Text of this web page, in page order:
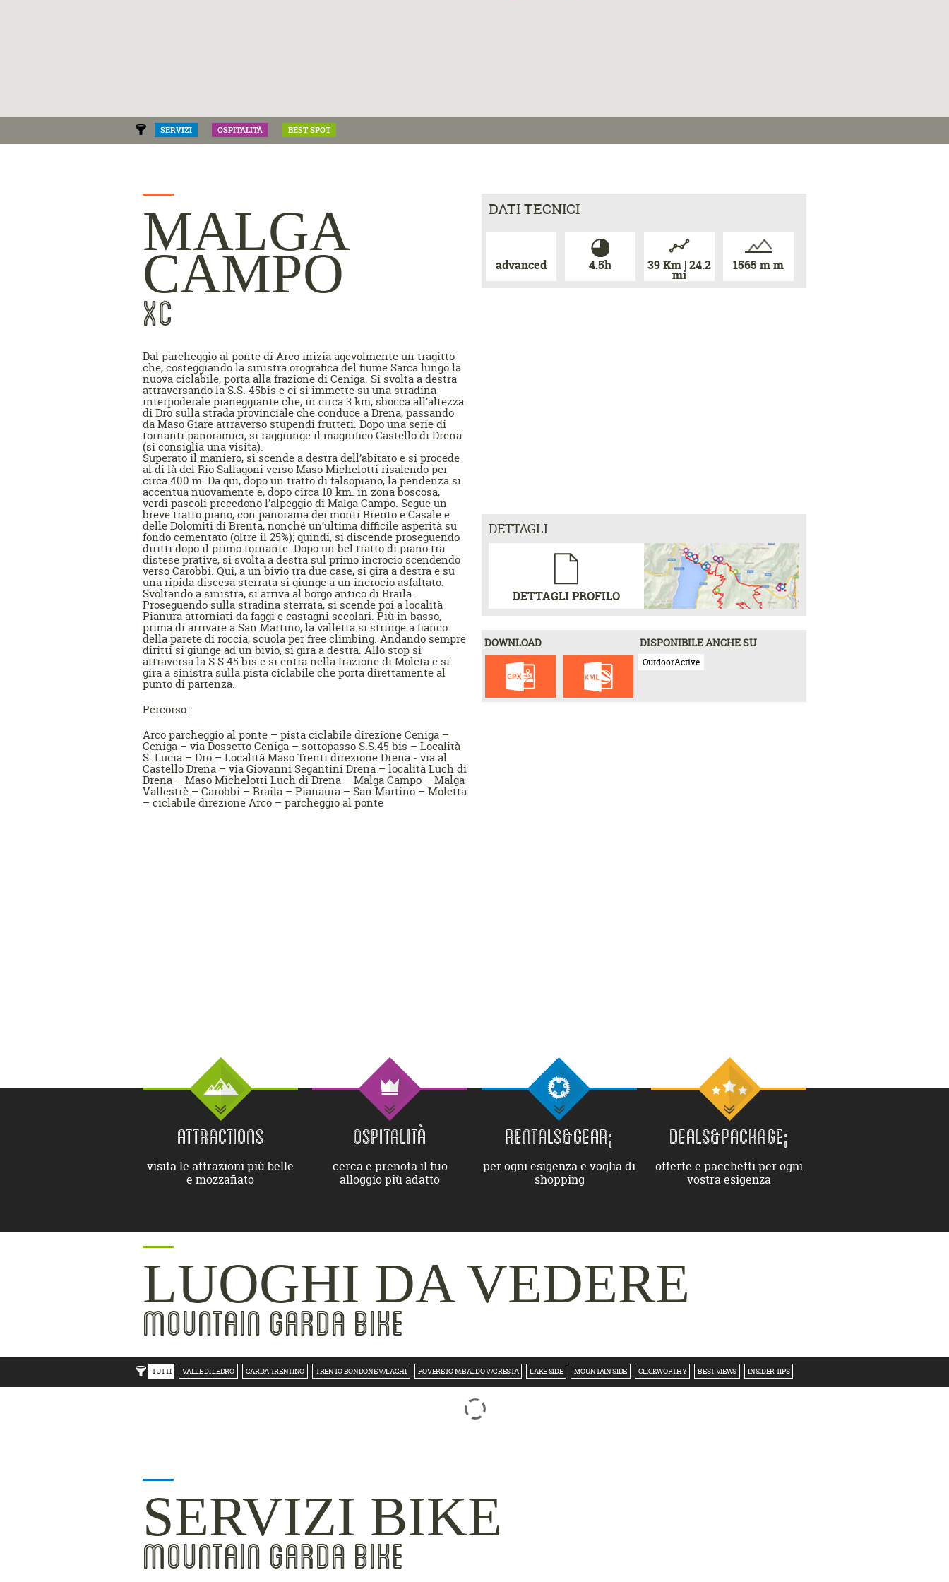
SERVIZI OSPITALITÀ BEST SPOT
MALGA
CAMPO
XC
Dal parcheggio al ponte di Arco inizia agevolmente un tragitto
che, costeggiando la sinistra orografica del fiume Sarca lungo la
nuova ciclabile, porta alla frazione di Ceniga. Si svolta a destra
attraversando la S.S. 45bis e ci si immette su una stradina
interpoderale pianeggiante che, in circa 3 km, sbocca all’altezza
di Dro sulla strada provinciale che conduce a Drena, passando
da Maso Giare attraverso stupendi frutteti. Dopo una serie di
tornanti panoramici, si raggiunge il magnifico Castello di Drena
(si consiglia una visita).
Superato il maniero, si scende a destra dell’abitato e si procede
al di là del Rio Sallagoni verso Maso Michelotti risalendo per
circa 400 m. Da qui, dopo un tratto di falsopiano, la pendenza si
accentua nuovamente e, dopo circa 10 km. in zona boscosa,
verdi pascoli precedono l’alpeggio di Malga Campo. Segue un
breve tratto piano, con panorama dei monti Brento e Casale e
delle Dolomiti di Brenta, nonché un’ultima difficile asperità su
fondo cementato (oltre il 25%); quindi, si discende proseguendo
diritti dopo il primo tornante. Dopo un bel tratto di piano tra
distese prative, si svolta a destra sul primo incrocio scendendo
verso Carobbi. Qui, a un bivio tra due case, si gira a destra e su
una ripida discesa sterrata si giunge a un incrocio asfaltato.
Svoltando a sinistra, si arriva al borgo antico di Braila.
Proseguendo sulla stradina sterrata, si scende poi a località
Pianura attorniati da faggi e castagni secolari. Più in basso,
prima di arrivare a San Martino, la valletta si stringe a fianco
della parete di roccia, scuola per free climbing. Andando sempre
diritti si giunge ad un bivio, si gira a destra. Allo stop si
attraversa la S.S.45 bis e si entra nella frazione di Moleta e si
gira a sinistra sulla pista ciclabile che porta direttamente al
punto di partenza.
Percorso:
Arco parcheggio al ponte – pista ciclabile direzione Ceniga –
Ceniga – via Dossetto Ceniga – sottopasso S.S.45 bis – Località
S. Lucia – Dro – Località Maso Trenti direzione Drena - via al
Castello Drena – via Giovanni Segantini Drena – località Luch di
Drena – Maso Michelotti Luch di Drena – Malga Campo – Malga
Vallestrè – Carobbi – Braila – Pianaura – San Martino – Moletta
– ciclabile direzione Arco – parcheggio al ponte
DATI TECNICI
advanced 4.5h 39 Km | 24.2
mi
1565 m m
DETTAGLI
DETTAGLI PROFILO
DOWNLOAD DISPONIBILE ANCHE SU
OutdoorActive
ATTRACTIONS
visita le attrazioni più belle
e mozzafiato
OSPITALITÀ
cerca e prenota il tuo
alloggio più adatto
RENTALS&GEAR;
per ogni esigenza e voglia di
shopping
DEALS&PACKAGE;
offerte e pacchetti per ogni
vostra esigenza
LUOGHI DA VEDERE
MOUNTAIN GARDA BIKE
TUTTI VALLE DI LEDRO GARDA TRENTINO TRENTO BONDONE V/LAGHI ROVERETO M.BALDO V/GRESTA LAKE SIDE MOUNTAIN SIDE CLICKWORTHY BEST VIEWS INSIDER TIPS
SERVIZI BIKE
MOUNTAIN GARDA BIKE